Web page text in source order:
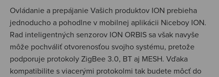
Ovládanie a prepájanie Vašich produktov ION prebieha
jednoducho a pohodlne v mobilnej aplikácii Niceboy ION.
Rad inteligentných senzorov ION ORBIS sa však navyše
môže pochváliť otvorenosťou svojho systému, pretože
podporuje protokoly ZigBee 3.0, BT aj MESH. Vďaka
kompatibilite s viacerými protokolmi tak budete môcť do